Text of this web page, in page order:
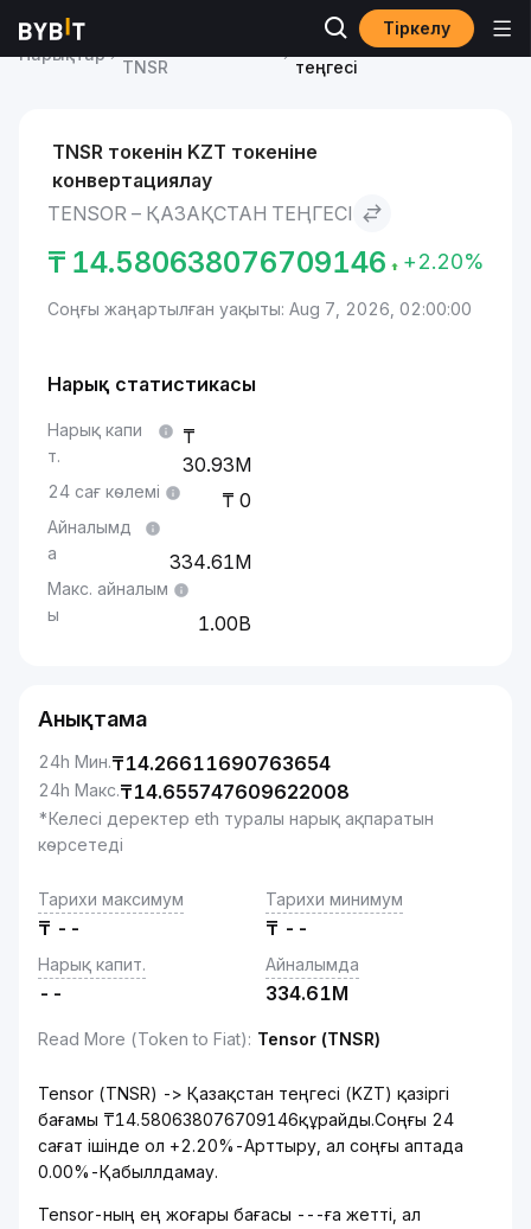
Тіркелу
Нарықтар
TNSR
Tensor to Қазақстан
теңгесі
TNSR токенін KZT токеніне
конвертациялау
TENSOR – ҚАЗАҚСТАН ТЕҢГЕСІ
₸ 14.580638076709146 +2.20%
Соңғы жаңартылған уақыты: Aug 7, 2026, 02:00:00
Нарық статистикасы
Нарық капи
т.
30.93M
24 сағ көлемі 0
Айналымд
а
334.61M
Макс. айналым
ы
1.00B
Анықтама
24h Мин.₸14.26611690763654
24h Макс.₸14.655747609622008
*Келесі деректер eth туралы нарық ақпаратын
көрсетеді
Тарихи максимум
₸ --
Тарихи минимум
₸ --
Нарық капит.
--
Айналымда
334.61M
Read More (Token to Fiat): Tensor (TNSR)
Tensor (TNSR) -> Қазақстан теңгесі (KZT) қазіргі
бағамы ₸14.580638076709146құрайды.Соңғы 24
сағат ішінде ол +2.20%-Арттыру, ал соңғы аптада
0.00%-Қабыллдамау.
Tensor-ның ең жоғары бағасы ---ға жетті, ал